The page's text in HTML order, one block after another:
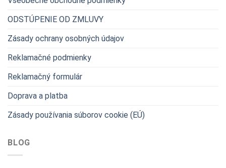
ODSTÚPENIE OD ZMLUVY
Zásady ochrany osobných údajov
Reklamačné podmienky
Reklamačný formulár
Doprava a platba
Zásady používania súborov cookie (EÚ)
BLOG